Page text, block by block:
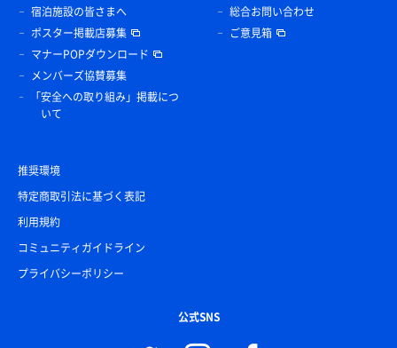
宿泊施設の皆さまへ
ポスター掲載店募集
マナーPOPダウンロード
メンバーズ協賛募集
「安全への取り組み」掲載につ
いて
総合お問い合わせ
ご意見箱
推奨環境
特定商取引法に基づく表記
利用規約
コミュニティガイドライン
プライバシーポリシー
公式SNS